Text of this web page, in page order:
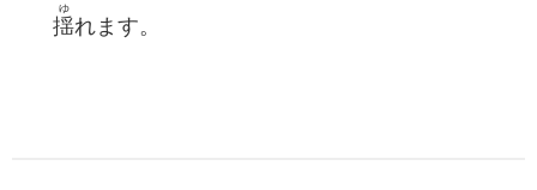
揺
ゆ
れます。